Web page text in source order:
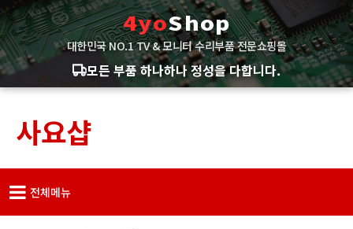
4yoShop
대한민국 NO.1 TV & 모니터 수리부품 전문쇼핑몰
모든 부품 하나하나 정성을 다합니다.
사요샵
전체메뉴